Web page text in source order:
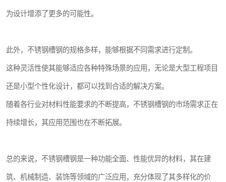
为设计增添了更多的可能性。
此外，不锈钢槽钢的规格多样，能够根据不同需求进行定制。
这种灵活性使其能够适应各种特殊场景的应用，无论是大型工程项目
还是小型个性化设计，都可以找到合适的解决方案。
随着各行业对材料性能要求的不断提高，不锈钢槽钢的市场需求正在
持续增长，其应用范围也在不断拓展。
总的来说，不锈钢槽钢是一种功能全面、性能优异的材料，其在建
筑、机械制造、装饰等领域的广泛应用，充分体现了其多样化的价